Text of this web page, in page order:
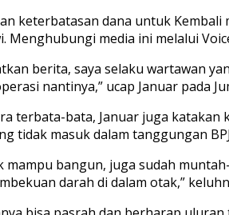
keterbatasan dana untuk
Menghubungi media ini melalui
berita, saya selaku wartawan
nantinya,” ucap Januar pada
terbata-bata, Januar juga
tidak masuk dalam tanggungan
mampu bangun, juga sudah
darah di dalam otak,”